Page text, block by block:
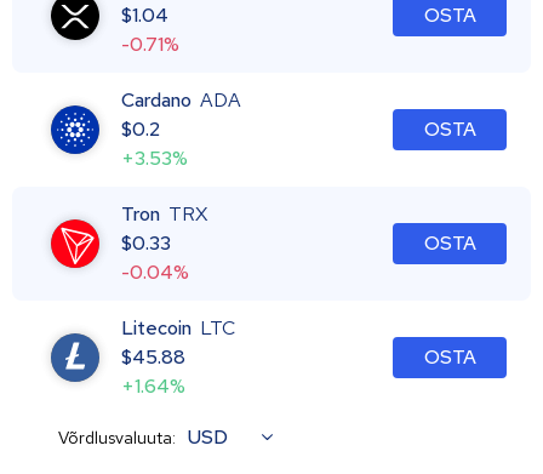
$1.04
-0.71%
OSTA
Cardano ADA
$0.2
+3.53%
OSTA
Tron TRX
$0.33
-0.04%
OSTA
Litecoin LTC
$45.88
+1.64%
OSTA
Võrdlusvaluuta: USD